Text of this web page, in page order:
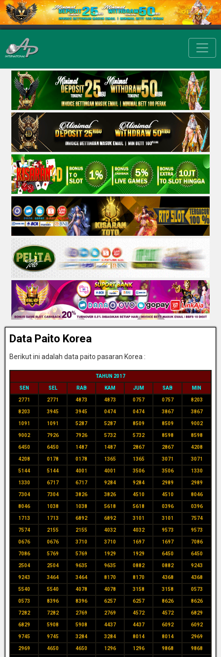
Data Paito Korea
Berikut ini adalah data paito pasaran Korea :
TAHUN 2017
SEN SEL RAB KAM JUM SAB MIN
2771 2771 4873 4873 0757 0757 8203
8203 3945 3945 0474 0474 3867 3867
1091 1091 5287 5287 8509 8509 9002
9002 7926 7926 5732 5732 8598 8598
6450 6450 1487 1487 2867 2867 4208
4208 0178 0178 1365 1365 3071 3071
5144 5144 4001 4001 3506 3506 1330
1330 6717 6717 9284 9284 2989 2989
7304 7304 3826 3826 4510 4510 8046
8046 1038 1038 5618 5618 0396 0396
1713 1713 6892 6892 3101 3101 7574
7574 2155 2155 4032 4032 9573 9573
0676 0676 3710 3710 1697 1697 7086
7086 5769 5769 1929 1929 6450 6450
2504 2504 9635 9635 0882 0882 9243
9243 3464 3464 8170 8170 4368 4368
5540 5540 4078 4078 3158 3158 0573
0573 8396 8396 6257 6257 8626 8626
7282 7282 2769 2769 4572 4572 6829
6829 5908 5908 4437 4437 6092 6092
9745 9745 3284 3284 8014 8014 2969
2969 4650 4650 1296 1296 9868 9868